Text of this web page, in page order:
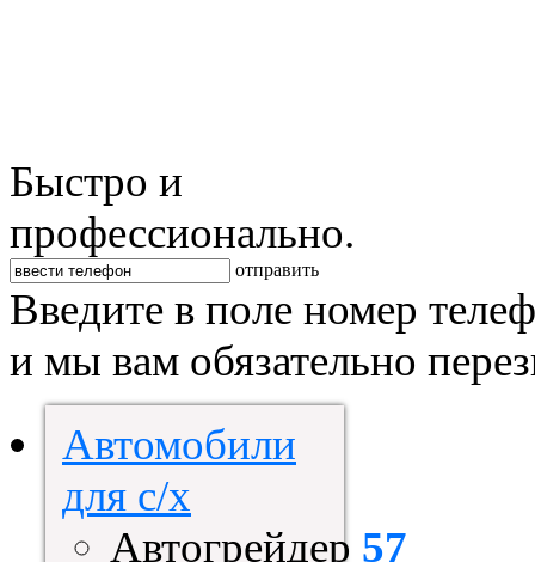
Быстро и
профессионально.
отправить
Введите в поле номер
и мы вам обязательно
Автомобили
для с/х
Автогрейдер 57